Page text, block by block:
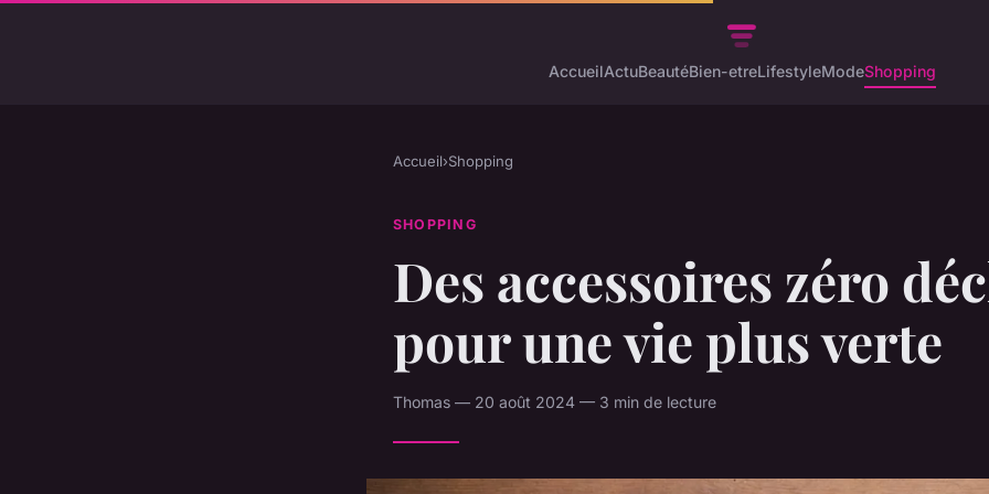
AccueilActuBeautéBien-etreLifestyleModeShopping
Accueil›Shopping
SHOPPING
Des accessoires zéro
pour une vie plus verte
Thomas — 20 août 2024 — 3 min de lecture